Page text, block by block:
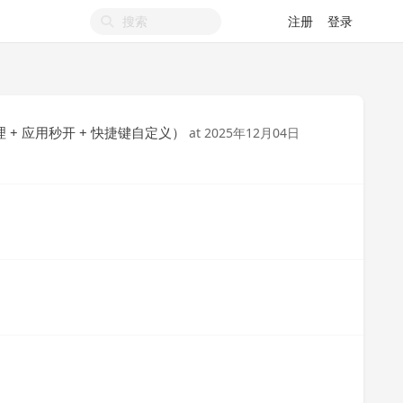
注册 登录
应用秒开 + 快捷键自定义） at 2025年12月04日